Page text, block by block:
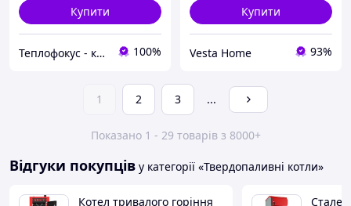
Купити
Теплофокус - котли, обігрівачі, системи опалення 100%
Купити
Vesta Home 93%
1 2 3 ...
Показано 1 - 29 товарів з 8000+
Відгуки покупців у категорії «Твердопаливні котли»
Котел тривалого горіння